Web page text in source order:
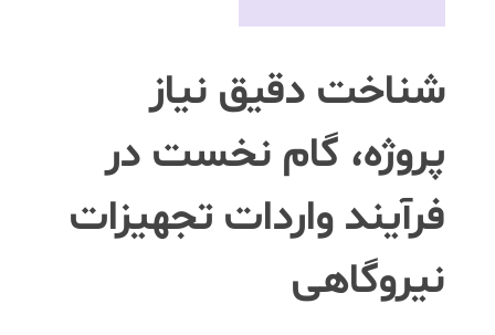
شناخت دقیق نیاز
پروژه، گام نخست در
فرآیند واردات تجهیزات
نیروگاهی